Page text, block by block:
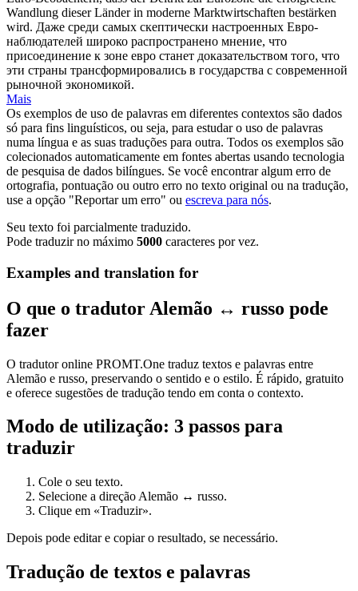
Wandlung dieser Länder in moderne Marktwirtschaften bestärken
wird. Даже среди самых скептически настроенных Евро-
наблюдателей широко распространено мнение, что
присоединение к зоне евро станет доказательством того, что
эти страны трансформировались в государства с современной
рыночной экономикой.
Mais
Os exemplos de uso de palavras em diferentes contextos são dados
só para fins linguísticos, ou seja, para estudar o uso de palavras
numa língua e as suas traduções para outra. Todos os exemplos são
colecionados automaticamente em fontes abertas usando tecnologia
de pesquisa de dados bilíngues. Se você encontrar algum erro de
ortografia, pontuação ou outro erro no texto original ou na tradução,
use a opção "Reportar um erro" ou escreva para nós.
Seu texto foi parcialmente traduzido.
Pode traduzir no máximo 5000 caracteres por vez.
Examples and translation for
O que o tradutor Alemão ↔ russo pode
fazer
O tradutor online PROMT.One traduz textos e palavras entre
Alemão e russo, preservando o sentido e o estilo. É rápido, gratuito
e oferece sugestões de tradução tendo em conta o contexto.
Modo de utilização: 3 passos para
traduzir
Cole o seu texto.
Selecione a direção Alemão ↔ russo.
Clique em «Traduzir».
Depois pode editar e copiar o resultado, se necessário.
Tradução de textos e palavras